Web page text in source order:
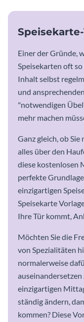
Einer der Gründe,
Speisekarten oft
Inhalt selbst
und
"notwendigen
mehr machen
Ganz gleich, ob
alles über den
diese kostenlosen
perfekte
einzigartigen
Speisekarte
Ihre Tür kommt,
Möchten Sie die
von Spezialitäten
normalerweise
auseinandersetzen
einzigartigen
ständig ändern,
kommen? Diese